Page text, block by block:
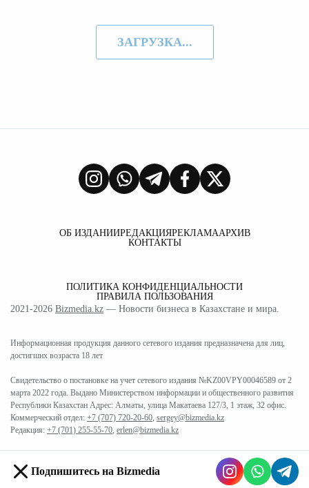
ЗАГРУЗКА...
ОБ ИЗДАНИИРЕДАКЦИЯРЕКЛАМААРХИВ
КОНТАКТЫ
ПОЛИТИКА КОНФИДЕНЦИАЛЬНОСТИ
ПРАВИЛА ПОЛЬЗОВАНИЯ
2021-2026 Bizmedia.kz — Новости бизнеса в Казахстане и мира.
Информационная продукция данного сетевого издания предназначена для лиц,
достигших возраста 18 лет
Свидетельство о постановке на учет сетевого издания №KZ00VPY00046589 от 2
марта 2022 года. Выдано Министерством информации и общественного развития
Республики Казахстан Адрес: Алматы, улица Макатаева 127/3, 1 этаж, 32 офис.
Коммерческий отдел: +7 (707) 720-20-60, sergey@bizmedia.kz
Редакция: +7 (701) 255-55-70, erlen@bizmedia.kz
Подпишитесь на Bizmedia